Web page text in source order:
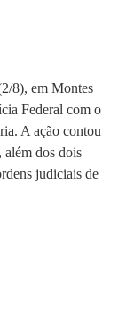
8), em Montes
Federal com o
A ação contou
dos dois
judiciais de